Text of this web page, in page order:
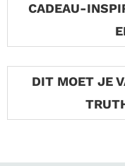
CADEAU-
DIT MOET JE